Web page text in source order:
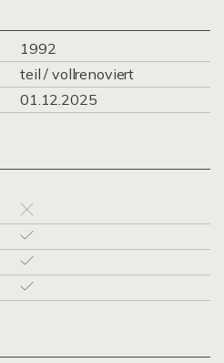
1992
teil / vollrenoviert
01.12.2025